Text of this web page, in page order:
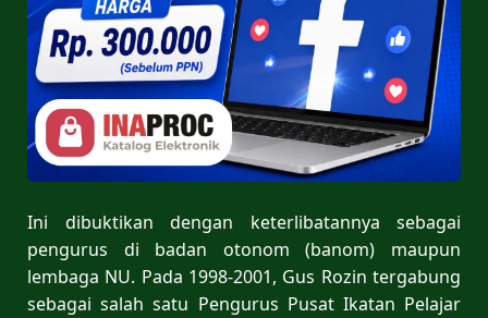
Ini dibuktikan dengan keterlibatannya sebagai
pengurus di badan otonom (banom) maupun
lembaga NU. Pada 1998-2001, Gus Rozin tergabung
sebagai salah satu Pengurus Pusat Ikatan Pelajar